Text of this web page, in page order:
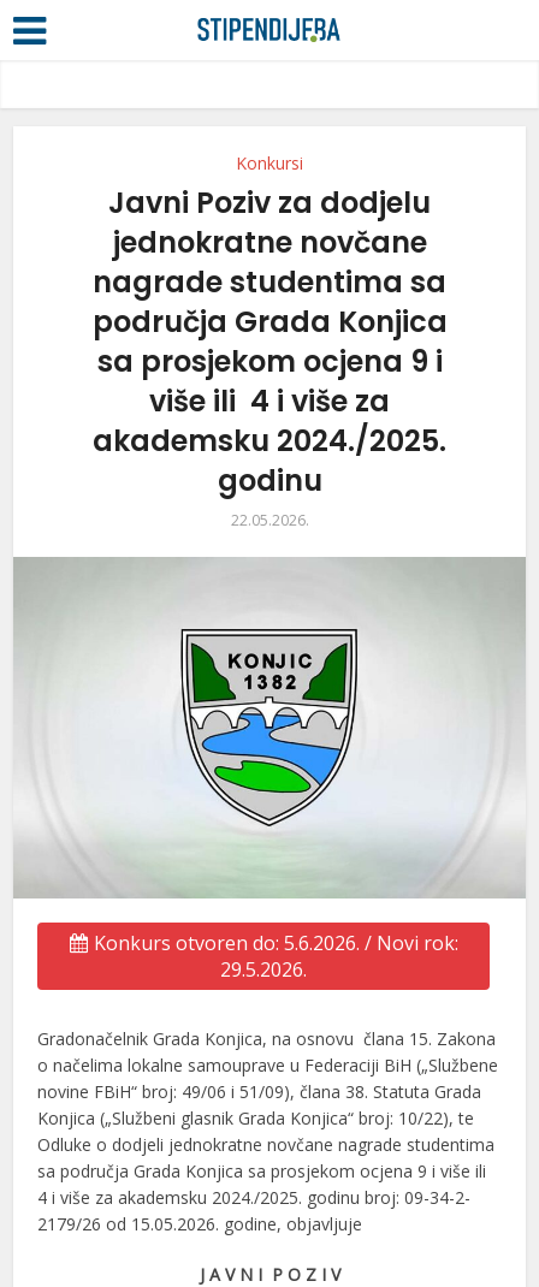
Konkursi
Javni Poziv za dodjelu
jednokratne novčane
nagrade studentima sa
područja Grada Konjica
sa prosjekom ocjena 9 i
više ili 4 i više za
akademsku 2024./2025.
godinu
22.05.2026.
Konkurs otvoren do: 5.6.2026. / Novi rok:
29.5.2026.
Gradonačelnik Grada Konjica, na osnovu člana 15. Zakona
o načelima lokalne samouprave u Federaciji BiH („Službene
novine FBiH“ broj: 49/06 i 51/09), člana 38. Statuta Grada
Konjica („Službeni glasnik Grada Konjica“ broj: 10/22), te
Odluke o dodjeli jednokratne novčane nagrade studentima
sa područja Grada Konjica sa prosjekom ocjena 9 i više ili
4 i više za akademsku 2024./2025. godinu broj: 09-34-2-
2179/26 od 15.05.2026. godine, objavljuje
J A V N I P O Z I V